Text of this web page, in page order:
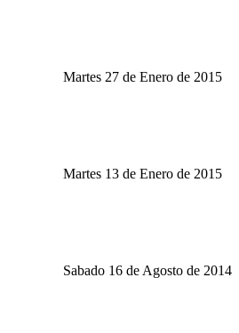
Martes 27 de Enero de 2015
Martes 13 de Enero de 2015
Sabado 16 de Agosto de 2014